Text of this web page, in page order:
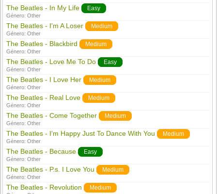
The Beatles - In My Life Easy
Género:Other
The Beatles - I'm A Loser Medium
Género:Other
The Beatles - Blackbird Medium
Género:Other
The Beatles - Love Me To Do Easy
Género:Other
The Beatles - I Love Her Medium
Género:Other
The Beatles - Real Love Medium
Género:Other
The Beatles - Come Together Medium
Género:Other
The Beatles - I'm Happy Just To Dance With You Medium
Género:Other
The Beatles - Because Easy
Género:Other
The Beatles - P.s. I Love You Medium
Género:Other
The Beatles - Revolution Medium